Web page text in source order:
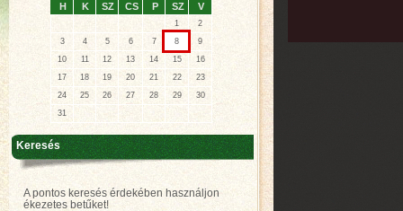
H
K SZ CS P SZ V
1
2
3
4 5 6 7 8
9
10
11 12 13 14 15
16
17
18 19 20 21 22
23
24
25 26 27 28 29
30
31
Keresés
A pontos keresés érdekében használjon
ékezetes betűket!